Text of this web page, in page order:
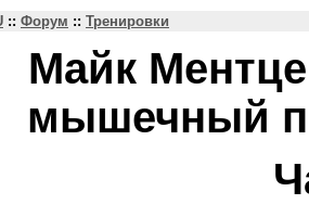
:: Форум :: Тренировки
Майк
мышечный